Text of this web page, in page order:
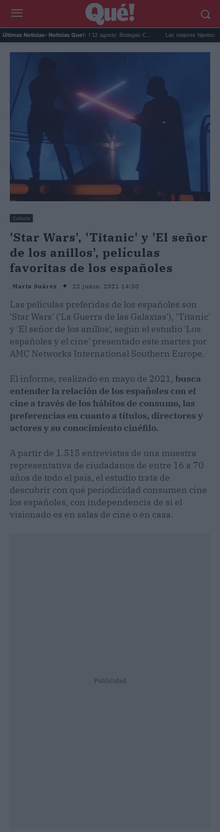
Últimas Noticias- Noticias Que!:
solar en Cariñena del 12 agosto: Bodegas C... Las mejores hipotecas de
Cultura
'Star Wars', 'Titanic' y 'El señor
de los anillos', películas
favoritas de los españoles
Marta Suárez 22 junio, 2021 14:50
Las películas preferidas de los españoles son
'Star Wars' ('La Guerra de las Galaxias'), 'Titanic'
y 'El señor de los anillos', según el estudio 'Los
españoles y el cine' presentado este martes por
AMC Networks International Southern Europe.
El informe, realizado en mayo de 2021, busca
entender la relación de los españoles con el
cine a través de los hábitos de consumo, las
preferencias en cuanto a títulos, directores y
actores y su conocimiento cinéfilo.
A partir de 1.515 entrevistas de una muestra
representativa de ciudadanos de entre 16 a 70
años de todo el país, el estudio trata de
descubrir con qué periodicidad consumen cine
los españoles, con independencia de si el
visionado es en salas de cine o en casa.
Publicidad